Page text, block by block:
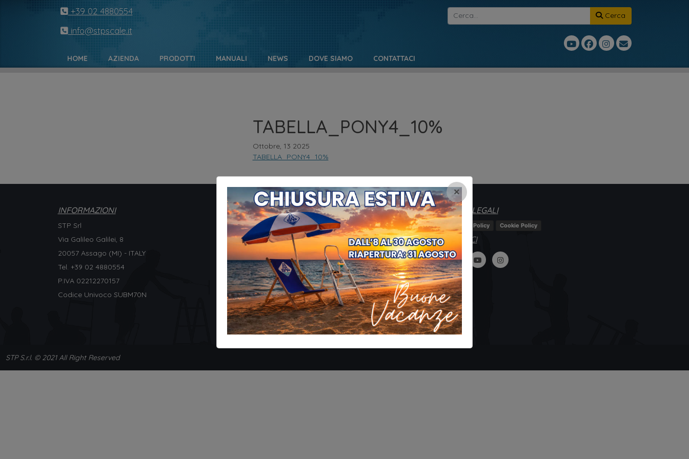
+39 02 4880554
info@stpscale.it
Cerca
HOME AZIENDA PRODOTTI MANUALI NEWS DOVE SIAMO CONTATTACI
TABELLA_PONY4_10%
Ottobre, 13 2025
TABELLA_PONY4_10%
INFORMAZIONI
STP Srl
Via Galileo Galilei, 8
20057 Assago (MI) - ITALY
Tel. +39 02 4880554
P.IVA 02212270157
Codice Univoco SUBM70N
MENU
HOME
AZIENDA
MANUALI
DOVE SIAMO
CONTATTACI
NOTE LEGALI
Privacy Policy Cookie Policy
SEGUICI
STP S.r.l. © 2021 All Right Reserved
×